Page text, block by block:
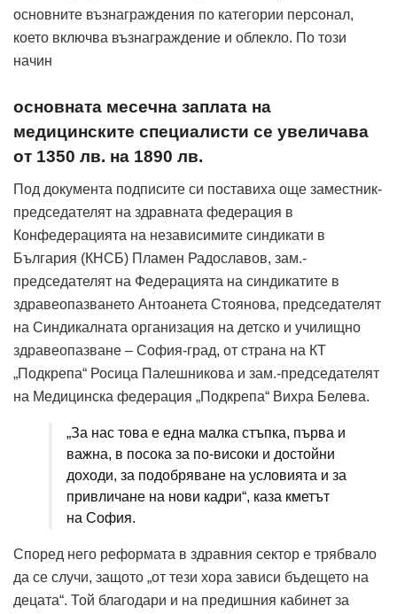
основните възнаграждения по категории персонал,
което включва възнаграждение и облекло. По този
начин
основната месечна заплата на
медицинските специалисти се увеличава
от 1350 лв. на 1890 лв.
Под документа подписите си поставиха още заместник-
председателят на здравната федерация в
Конфедерацията на независимите синдикати в
България (КНСБ) Пламен Радославов, зам.-
председателят на Федерацията на синдикатите в
здравеопазването Антоанета Стоянова, председателят
на Синдикалната организация на детско и училищно
здравеопазване – София-град, от страна на КТ
„Подкрепа“ Росица Палешникова и зам.-председателят
на Медицинска федерация „Подкрепа“ Вихра Белева.
„За нас това е една малка стъпка, първа и
важна, в посока за по-високи и достойни
доходи, за подобряване на условията и за
привличане на нови кадри“, каза кметът
на София.
Според него реформата в здравния сектор е трябвало
да се случи, защото „от тези хора зависи бъдещето на
децата“. Той благодари и на предишния кабинет за